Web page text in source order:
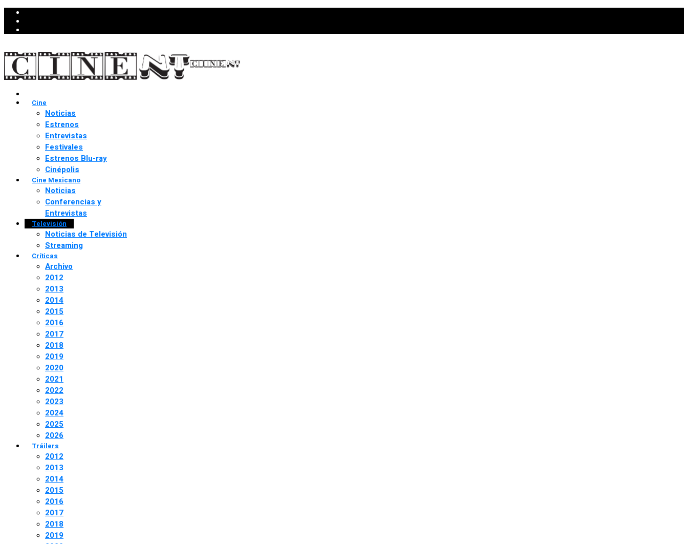
Cine
Noticias
Estrenos
Entrevistas
Festivales
Estrenos Blu-ray
Cinépolis
Cine Mexicano
Noticias
Conferencias y
Entrevistas
Televisión
Noticias de Televisión
Streaming
Críticas
Archivo
2012
2013
2014
2015
2016
2017
2018
2019
2020
2021
2022
2023
2024
2025
2026
Tráilers
2012
2013
2014
2015
2016
2017
2018
2019